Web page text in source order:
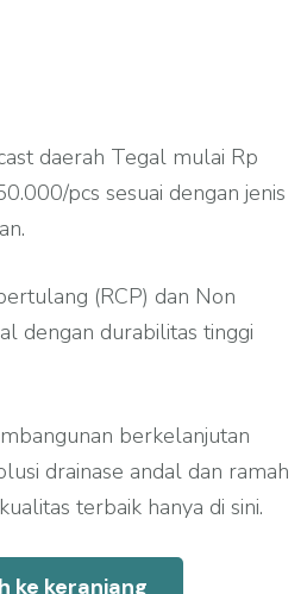
daerah Tegal mulai Rp
pcs sesuai dengan jenis
(RCP) dan Non
dengan durabilitas tinggi
berkelanjutan
drainase andal dan ramah
terbaik hanya di sini.
ke keranjang